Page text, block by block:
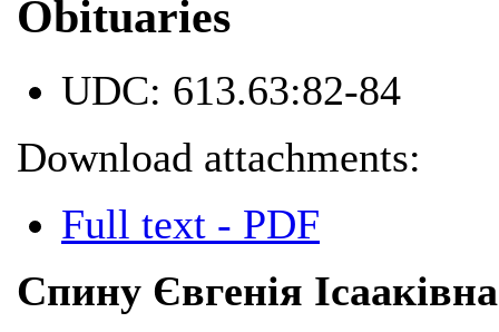
Obituaries
UDC: 613.63:82-84
Download attachments:
Full text - PDF
Спину Євгенія